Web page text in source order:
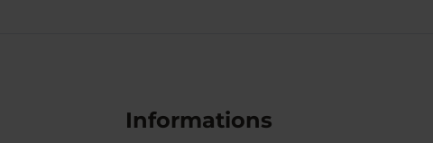
Informations